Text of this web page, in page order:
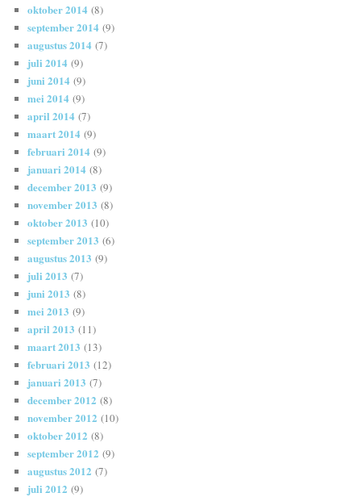
oktober 2014 (8)
september 2014 (9)
augustus 2014 (7)
juli 2014 (9)
juni 2014 (9)
mei 2014 (9)
april 2014 (7)
maart 2014 (9)
februari 2014 (9)
januari 2014 (8)
december 2013 (9)
november 2013 (8)
oktober 2013 (10)
september 2013 (6)
augustus 2013 (9)
juli 2013 (7)
juni 2013 (8)
mei 2013 (9)
april 2013 (11)
maart 2013 (13)
februari 2013 (12)
januari 2013 (7)
december 2012 (8)
november 2012 (10)
oktober 2012 (8)
september 2012 (9)
augustus 2012 (7)
juli 2012 (9)